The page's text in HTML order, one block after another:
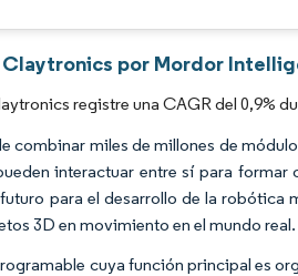
por Mordor
registre una CAGR del 0,9%
combinar miles de millones de
interactuar entre sí para
para el desarrollo de la
3D en movimiento en el mundo real.
cuya función principal es